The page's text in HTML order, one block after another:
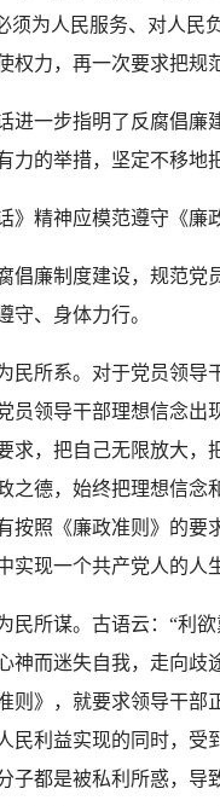
须为人民服务、对人
权力，再一次要求把
一步指明了反腐倡廉
力的举措，坚定不移地
精神应模范遵守《廉
廉制度建设，规范党
守、身体力行。
所系。对于党员领导
员领导干部理想信念
求，把自己无限放大
之德，始终把理想信
按照《廉政准则》的
实现一个共产党人的人
所谋。古语云：“利欲
神而迷失自我，走向
则》，就要求领导干
民利益实现的同时，
子都是被私利所惑，